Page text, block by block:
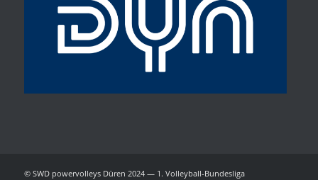
© SWD powervolleys Düren 2024 — 1. Volleyball-Bundesliga